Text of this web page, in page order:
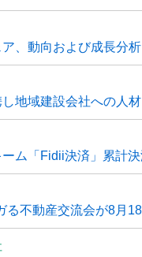
、動向および成長分析
地域建設会社への人材
ム「Fidii決済」累計決
不動産交流会が8月